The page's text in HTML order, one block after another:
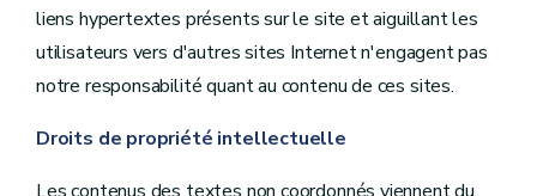
liens hypertextes présents sur le site et aiguillant les
utilisateurs vers d'autres sites Internet n'engagent pas
notre responsabilité quant au contenu de ces sites.
Droits de propriété intellectuelle